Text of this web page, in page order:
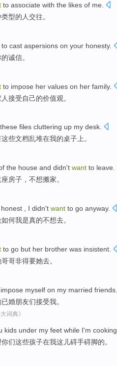
to associate with the likes of me
型的 人交往。
to cast aspersions on your honesty.
的诚信。
to impose her values on her family.
接受自己的价值观。
these files cluttering up my desk.
这些文档乱堆在我的桌子上。
the house and didn't want to leave
房子，不想搬家。
I didn't want to go anyway.
如何我是真的不想去。
to go but her brother was insistent
哥哥非得要她去。
impose myself on my married friends
已婚朋友们接受我。
词典》
kids under my feet while I'm cooking
你们这些孩子在我这儿碍手碍脚的。